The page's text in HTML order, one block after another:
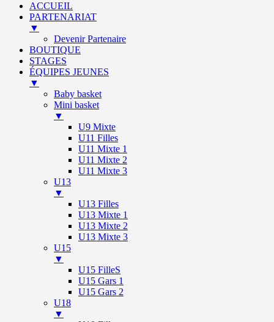
ACCUEIL
PARTENARIAT
▼
Devenir Partenaire
BOUTIQUE
STAGES
ÉQUIPES JEUNES
▼
Baby basket
Mini basket
▼
U9 Mixte
U11 Filles
U11 Mixte 1
U11 Mixte 2
U11 Mixte 3
U13
▼
U13 Filles
U13 Mixte 1
U13 Mixte 2
U13 Mixte 3
U15
▼
U15 FilleS
U15 Gars 1
U15 Gars 2
U18
▼